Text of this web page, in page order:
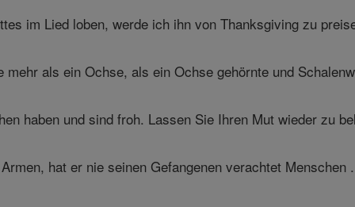
im Lied loben, werde ich ihn von Thanksgiving zu
als ein Ochse, als ein Ochse gehörnte und
haben und sind froh. Lassen Sie Ihren Mut wieder zu
hat er nie seinen Gefangenen verachtet Menschen .